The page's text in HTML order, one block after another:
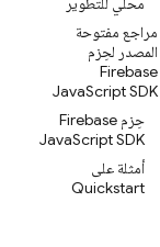
مراجع مفتوحة
المصدر لحِزم
Firebase
JavaScript SDK
حِزم Firebase
JavaScript SDK
أمثلة على
Quickstart